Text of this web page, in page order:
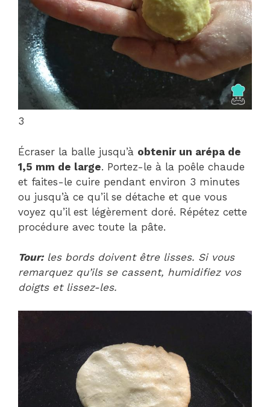
3
Écraser la balle jusqu’à obtenir un arépa de
1,5 mm de large. Portez-le à la poêle chaude
et faites-le cuire pendant environ 3 minutes
ou jusqu’à ce qu’il se détache et que vous
voyez qu’il est légèrement doré. Répétez cette
procédure avec toute la pâte.
Tour:les bords doivent être lisses. Si vous
remarquez qu’ils se cassent, humidifiez vos
doigts et lissez-les.